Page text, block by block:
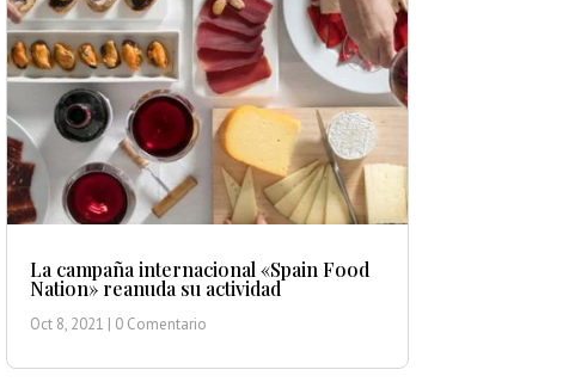
La campaña internacional «Spain Food
Nation» reanuda su actividad
Oct 8, 2021 | 0 Comentario